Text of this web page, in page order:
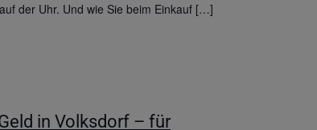
der Uhr. Und wie Sie beim Einkauf […]
in Volksdorf – für